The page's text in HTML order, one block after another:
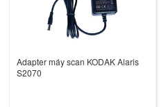
Adapter máy scan KODAK Alaris
S2070